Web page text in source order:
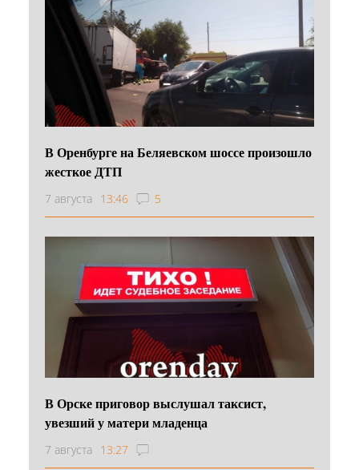
В Оренбурге на Беляевском шоссе произошло
жесткое ДТП
7 августа 13:46 5
В Орске приговор выслушал таксист,
увезший у матери младенца
7 августа 13:27